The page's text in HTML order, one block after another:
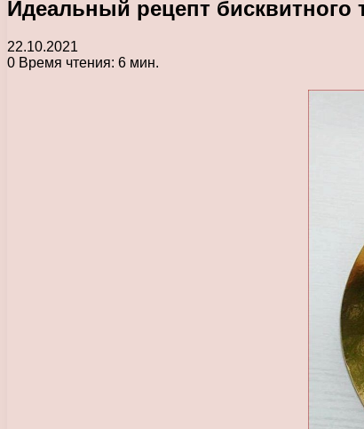
Идеальный рецепт
22.10.2021
0 Время чтения: 6 мин.